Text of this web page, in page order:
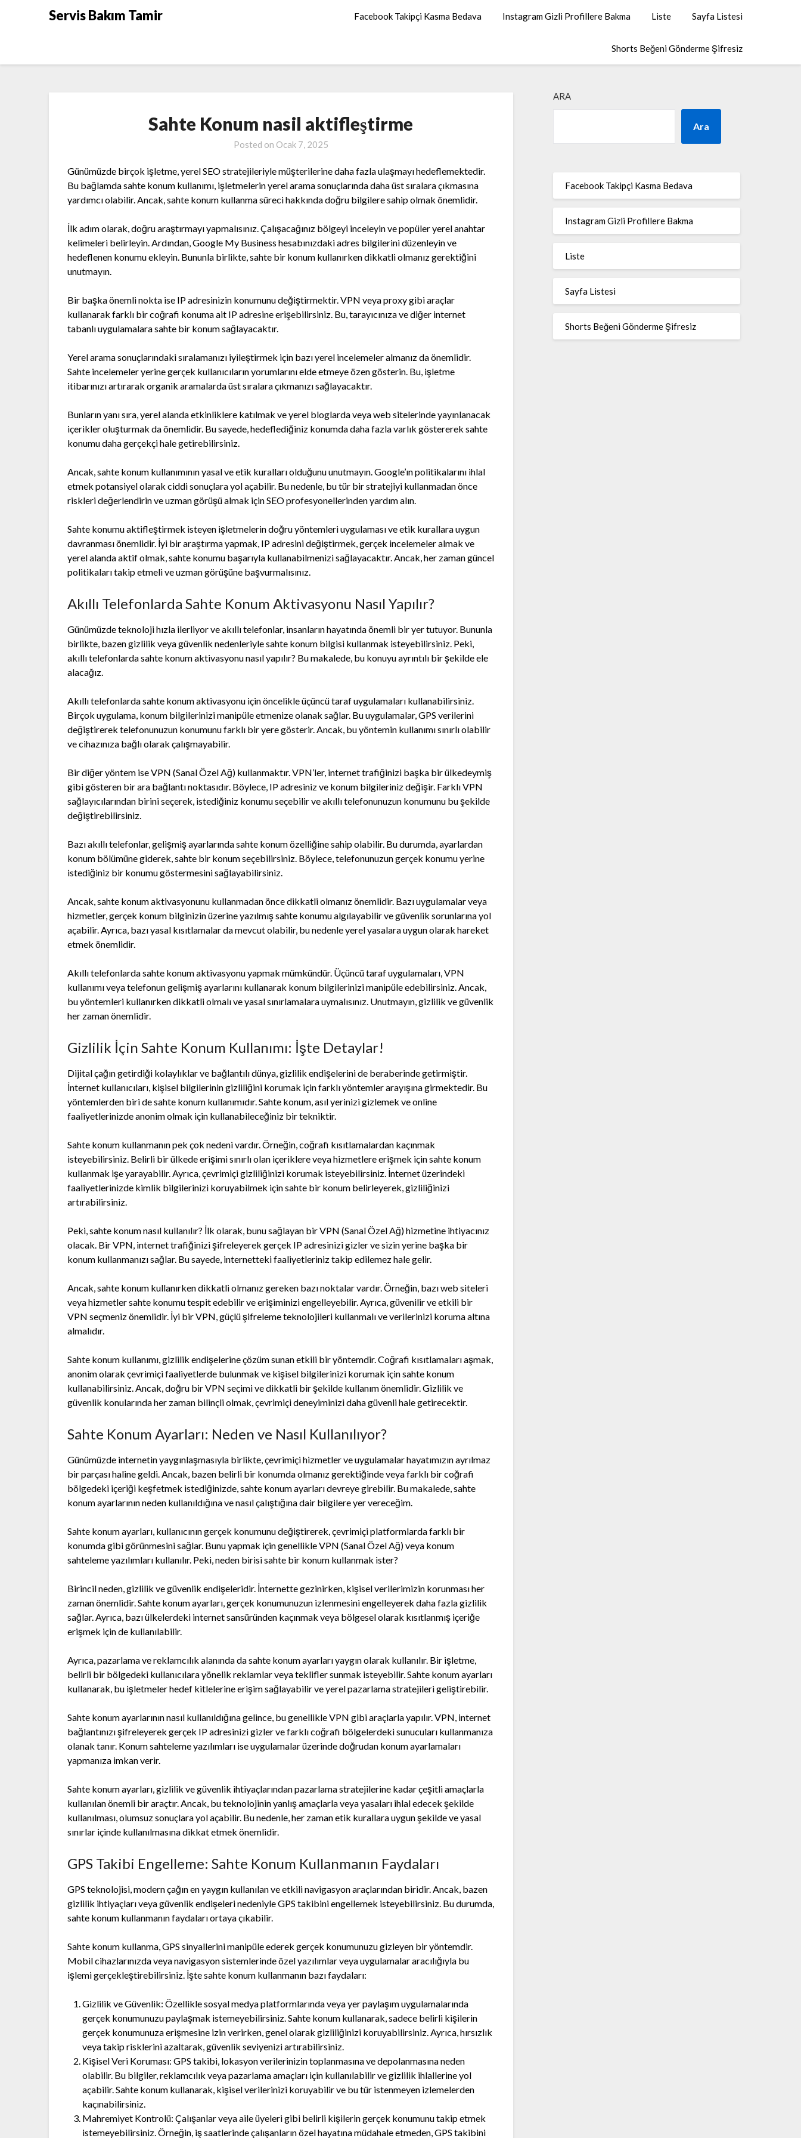
Servis Bakım Tamir Facebook Takipçi Kasma Bedava Instagram Gizli Profillere Bakma Liste Sayfa Listesi
Shorts Beğeni Gönderme Şifresiz
Sahte Konum nasil aktifleştirme
Posted on Ocak 7, 2025
Günümüzde birçok işletme, yerel SEO stratejileriyle müşterilerine daha fazla ulaşmayı hedeflemektedir.
Bu bağlamda sahte konum kullanımı, işletmelerin yerel arama sonuçlarında daha üst sıralara çıkmasına
yardımcı olabilir. Ancak, sahte konum kullanma süreci hakkında doğru bilgilere sahip olmak önemlidir.
İlk adım olarak, doğru araştırmayı yapmalısınız. Çalışacağınız bölgeyi inceleyin ve popüler yerel anahtar
kelimeleri belirleyin. Ardından, Google My Business hesabınızdaki adres bilgilerini düzenleyin ve
hedeflenen konumu ekleyin. Bununla birlikte, sahte bir konum kullanırken dikkatli olmanız gerektiğini
unutmayın.
Bir başka önemli nokta ise IP adresinizin konumunu değiştirmektir. VPN veya proxy gibi araçlar
kullanarak farklı bir coğrafi konuma ait IP adresine erişebilirsiniz. Bu, tarayıcınıza ve diğer internet
tabanlı uygulamalara sahte bir konum sağlayacaktır.
Yerel arama sonuçlarındaki sıralamanızı iyileştirmek için bazı yerel incelemeler almanız da önemlidir.
Sahte incelemeler yerine gerçek kullanıcıların yorumlarını elde etmeye özen gösterin. Bu, işletme
itibarınızı artırarak organik aramalarda üst sıralara çıkmanızı sağlayacaktır.
Bunların yanı sıra, yerel alanda etkinliklere katılmak ve yerel bloglarda veya web sitelerinde yayınlanacak
içerikler oluşturmak da önemlidir. Bu sayede, hedeflediğiniz konumda daha fazla varlık göstererek sahte
konumu daha gerçekçi hale getirebilirsiniz.
Ancak, sahte konum kullanımının yasal ve etik kuralları olduğunu unutmayın. Google’ın politikalarını ihlal
etmek potansiyel olarak ciddi sonuçlara yol açabilir. Bu nedenle, bu tür bir stratejiyi kullanmadan önce
riskleri değerlendirin ve uzman görüşü almak için SEO profesyonellerinden yardım alın.
Sahte konumu aktifleştirmek isteyen işletmelerin doğru yöntemleri uygulaması ve etik kurallara uygun
davranması önemlidir. İyi bir araştırma yapmak, IP adresini değiştirmek, gerçek incelemeler almak ve
yerel alanda aktif olmak, sahte konumu başarıyla kullanabilmenizi sağlayacaktır. Ancak, her zaman güncel
politikaları takip etmeli ve uzman görüşüne başvurmalısınız.
Akıllı Telefonlarda Sahte Konum Aktivasyonu Nasıl Yapılır?
Günümüzde teknoloji hızla ilerliyor ve akıllı telefonlar, insanların hayatında önemli bir yer tutuyor. Bununla
birlikte, bazen gizlilik veya güvenlik nedenleriyle sahte konum bilgisi kullanmak isteyebilirsiniz. Peki,
akıllı telefonlarda sahte konum aktivasyonu nasıl yapılır? Bu makalede, bu konuyu ayrıntılı bir şekilde ele
alacağız.
Akıllı telefonlarda sahte konum aktivasyonu için öncelikle üçüncü taraf uygulamaları kullanabilirsiniz.
Birçok uygulama, konum bilgilerinizi manipüle etmenize olanak sağlar. Bu uygulamalar, GPS verilerini
değiştirerek telefonunuzun konumunu farklı bir yere gösterir. Ancak, bu yöntemin kullanımı sınırlı olabilir
ve cihazınıza bağlı olarak çalışmayabilir.
Bir diğer yöntem ise VPN (Sanal Özel Ağ) kullanmaktır. VPN’ler, internet trafiğinizi başka bir ülkedeymiş
gibi gösteren bir ara bağlantı noktasıdır. Böylece, IP adresiniz ve konum bilgileriniz değişir. Farklı VPN
sağlayıcılarından birini seçerek, istediğiniz konumu seçebilir ve akıllı telefonunuzun konumunu bu şekilde
değiştirebilirsiniz.
Bazı akıllı telefonlar, gelişmiş ayarlarında sahte konum özelliğine sahip olabilir. Bu durumda, ayarlardan
konum bölümüne giderek, sahte bir konum seçebilirsiniz. Böylece, telefonunuzun gerçek konumu yerine
istediğiniz bir konumu göstermesini sağlayabilirsiniz.
Ancak, sahte konum aktivasyonunu kullanmadan önce dikkatli olmanız önemlidir. Bazı uygulamalar veya
hizmetler, gerçek konum bilginizin üzerine yazılmış sahte konumu algılayabilir ve güvenlik sorunlarına yol
açabilir. Ayrıca, bazı yasal kısıtlamalar da mevcut olabilir, bu nedenle yerel yasalara uygun olarak hareket
etmek önemlidir.
Akıllı telefonlarda sahte konum aktivasyonu yapmak mümkündür. Üçüncü taraf uygulamaları, VPN
kullanımı veya telefonun gelişmiş ayarlarını kullanarak konum bilgilerinizi manipüle edebilirsiniz. Ancak,
bu yöntemleri kullanırken dikkatli olmalı ve yasal sınırlamalara uymalısınız. Unutmayın, gizlilik ve güvenlik
her zaman önemlidir.
Gizlilik İçin Sahte Konum Kullanımı: İşte Detaylar!
Dijital çağın getirdiği kolaylıklar ve bağlantılı dünya, gizlilik endişelerini de beraberinde getirmiştir.
İnternet kullanıcıları, kişisel bilgilerinin gizliliğini korumak için farklı yöntemler arayışına girmektedir. Bu
yöntemlerden biri de sahte konum kullanımıdır. Sahte konum, asıl yerinizi gizlemek ve online
faaliyetlerinizde anonim olmak için kullanabileceğiniz bir tekniktir.
Sahte konum kullanmanın pek çok nedeni vardır. Örneğin, coğrafi kısıtlamalardan kaçınmak
isteyebilirsiniz. Belirli bir ülkede erişimi sınırlı olan içeriklere veya hizmetlere erişmek için sahte konum
kullanmak işe yarayabilir. Ayrıca, çevrimiçi gizliliğinizi korumak isteyebilirsiniz. İnternet üzerindeki
faaliyetlerinizde kimlik bilgilerinizi koruyabilmek için sahte bir konum belirleyerek, gizliliğinizi
artırabilirsiniz.
Peki, sahte konum nasıl kullanılır? İlk olarak, bunu sağlayan bir VPN (Sanal Özel Ağ) hizmetine ihtiyacınız
olacak. Bir VPN, internet trafiğinizi şifreleyerek gerçek IP adresinizi gizler ve sizin yerine başka bir
konum kullanmanızı sağlar. Bu sayede, internetteki faaliyetleriniz takip edilemez hale gelir.
Ancak, sahte konum kullanırken dikkatli olmanız gereken bazı noktalar vardır. Örneğin, bazı web siteleri
veya hizmetler sahte konumu tespit edebilir ve erişiminizi engelleyebilir. Ayrıca, güvenilir ve etkili bir
VPN seçmeniz önemlidir. İyi bir VPN, güçlü şifreleme teknolojileri kullanmalı ve verilerinizi koruma altına
almalıdır.
Sahte konum kullanımı, gizlilik endişelerine çözüm sunan etkili bir yöntemdir. Coğrafi kısıtlamaları aşmak,
anonim olarak çevrimiçi faaliyetlerde bulunmak ve kişisel bilgilerinizi korumak için sahte konum
kullanabilirsiniz. Ancak, doğru bir VPN seçimi ve dikkatli bir şekilde kullanım önemlidir. Gizlilik ve
güvenlik konularında her zaman bilinçli olmak, çevrimiçi deneyiminizi daha güvenli hale getirecektir.
Sahte Konum Ayarları: Neden ve Nasıl Kullanılıyor?
Günümüzde internetin yaygınlaşmasıyla birlikte, çevrimiçi hizmetler ve uygulamalar hayatımızın ayrılmaz
bir parçası haline geldi. Ancak, bazen belirli bir konumda olmanız gerektiğinde veya farklı bir coğrafi
bölgedeki içeriği keşfetmek istediğinizde, sahte konum ayarları devreye girebilir. Bu makalede, sahte
konum ayarlarının neden kullanıldığına ve nasıl çalıştığına dair bilgilere yer vereceğim.
Sahte konum ayarları, kullanıcının gerçek konumunu değiştirerek, çevrimiçi platformlarda farklı bir
konumda gibi görünmesini sağlar. Bunu yapmak için genellikle VPN (Sanal Özel Ağ) veya konum
sahteleme yazılımları kullanılır. Peki, neden birisi sahte bir konum kullanmak ister?
Birincil neden, gizlilik ve güvenlik endişeleridir. İnternette gezinirken, kişisel verilerimizin korunması her
zaman önemlidir. Sahte konum ayarları, gerçek konumunuzun izlenmesini engelleyerek daha fazla gizlilik
sağlar. Ayrıca, bazı ülkelerdeki internet sansüründen kaçınmak veya bölgesel olarak kısıtlanmış içeriğe
erişmek için de kullanılabilir.
Ayrıca, pazarlama ve reklamcılık alanında da sahte konum ayarları yaygın olarak kullanılır. Bir işletme,
belirli bir bölgedeki kullanıcılara yönelik reklamlar veya teklifler sunmak isteyebilir. Sahte konum ayarları
kullanarak, bu işletmeler hedef kitlelerine erişim sağlayabilir ve yerel pazarlama stratejileri geliştirebilir.
Sahte konum ayarlarının nasıl kullanıldığına gelince, bu genellikle VPN gibi araçlarla yapılır. VPN, internet
bağlantınızı şifreleyerek gerçek IP adresinizi gizler ve farklı coğrafi bölgelerdeki sunucuları kullanmanıza
olanak tanır. Konum sahteleme yazılımları ise uygulamalar üzerinde doğrudan konum ayarlamaları
yapmanıza imkan verir.
Sahte konum ayarları, gizlilik ve güvenlik ihtiyaçlarından pazarlama stratejilerine kadar çeşitli amaçlarla
kullanılan önemli bir araçtır. Ancak, bu teknolojinin yanlış amaçlarla veya yasaları ihlal edecek şekilde
kullanılması, olumsuz sonuçlara yol açabilir. Bu nedenle, her zaman etik kurallara uygun şekilde ve yasal
sınırlar içinde kullanılmasına dikkat etmek önemlidir.
GPS Takibi Engelleme: Sahte Konum Kullanmanın Faydaları
GPS teknolojisi, modern çağın en yaygın kullanılan ve etkili navigasyon araçlarından biridir. Ancak, bazen
gizlilik ihtiyaçları veya güvenlik endişeleri nedeniyle GPS takibini engellemek isteyebilirsiniz. Bu durumda,
sahte konum kullanmanın faydaları ortaya çıkabilir.
Sahte konum kullanma, GPS sinyallerini manipüle ederek gerçek konumunuzu gizleyen bir yöntemdir.
Mobil cihazlarınızda veya navigasyon sistemlerinde özel yazılımlar veya uygulamalar aracılığıyla bu
işlemi gerçekleştirebilirsiniz. İşte sahte konum kullanmanın bazı faydaları:
Gizlilik ve Güvenlik: Özellikle sosyal medya platformlarında veya yer paylaşım uygulamalarında
gerçek konumunuzu paylaşmak istemeyebilirsiniz. Sahte konum kullanarak, sadece belirli kişilerin
gerçek konumunuza erişmesine izin verirken, genel olarak gizliliğinizi koruyabilirsiniz. Ayrıca, hırsızlık
veya takip risklerini azaltarak, güvenlik seviyenizi artırabilirsiniz.
Kişisel Veri Koruması: GPS takibi, lokasyon verilerinizin toplanmasına ve depolanmasına neden
olabilir. Bu bilgiler, reklamcılık veya pazarlama amaçları için kullanılabilir ve gizlilik ihlallerine yol
açabilir. Sahte konum kullanarak, kişisel verilerinizi koruyabilir ve bu tür istenmeyen izlemelerden
kaçınabilirsiniz.
Mahremiyet Kontrolü: Çalışanlar veya aile üyeleri gibi belirli kişilerin gerçek konumunu takip etmek
istemeyebilirsiniz. Örneğin, iş saatlerinde çalışanların özel hayatına müdahale etmeden, GPS takibini
ARA
Ara
Facebook Takipçi Kasma Bedava
Instagram Gizli Profillere Bakma
Liste
Sayfa Listesi
Shorts Beğeni Gönderme Şifresiz